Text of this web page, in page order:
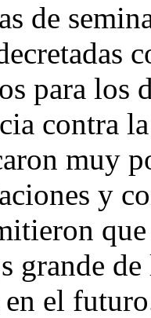
de
para los
contra
muy
y
grande
en el